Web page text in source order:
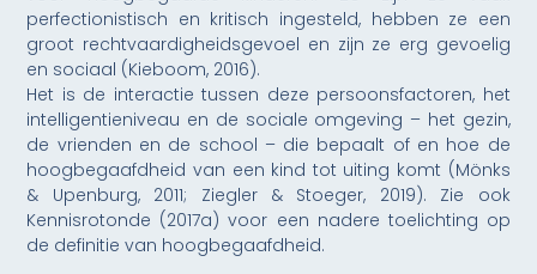
perfectionistisch en kritisch ingesteld, hebben ze een
groot rechtvaardigheidsgevoel en zijn ze erg gevoelig
en sociaal (Kieboom, 2016).
Het is de interactie tussen deze persoonsfactoren, het
intelligentieniveau en de sociale omgeving – het gezin,
de vrienden en de school – die bepaalt of en hoe de
hoogbegaafdheid van een kind tot uiting komt (Mönks
& Upenburg, 2011; Ziegler & Stoeger, 2019). Zie ook
Kennisrotonde (2017a) voor een nadere toelichting op
de definitie van hoogbegaafdheid.